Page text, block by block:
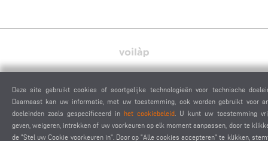
+49 7041-14 0-mail@elumatec.com
elumatec AG infocenter - Lugwaldstraße 20 - 75417 Mühlacker - Duitsland
Deze site gebruikt cookies of soortgelijke technologieën voor technische
Daarnaast kan uw informatie, met uw toestemming, ook worden gebruikt voor
doeleinden zoals gespecificeerd in het cookiebeleid . U kunt uw toestemming
geven, weigeren, intrekken of uw voorkeuren op elk moment aanpassen, door te
de "Stel uw Cookie voorkeuren in". Door op "Alle cookies accepteren" te klikken,